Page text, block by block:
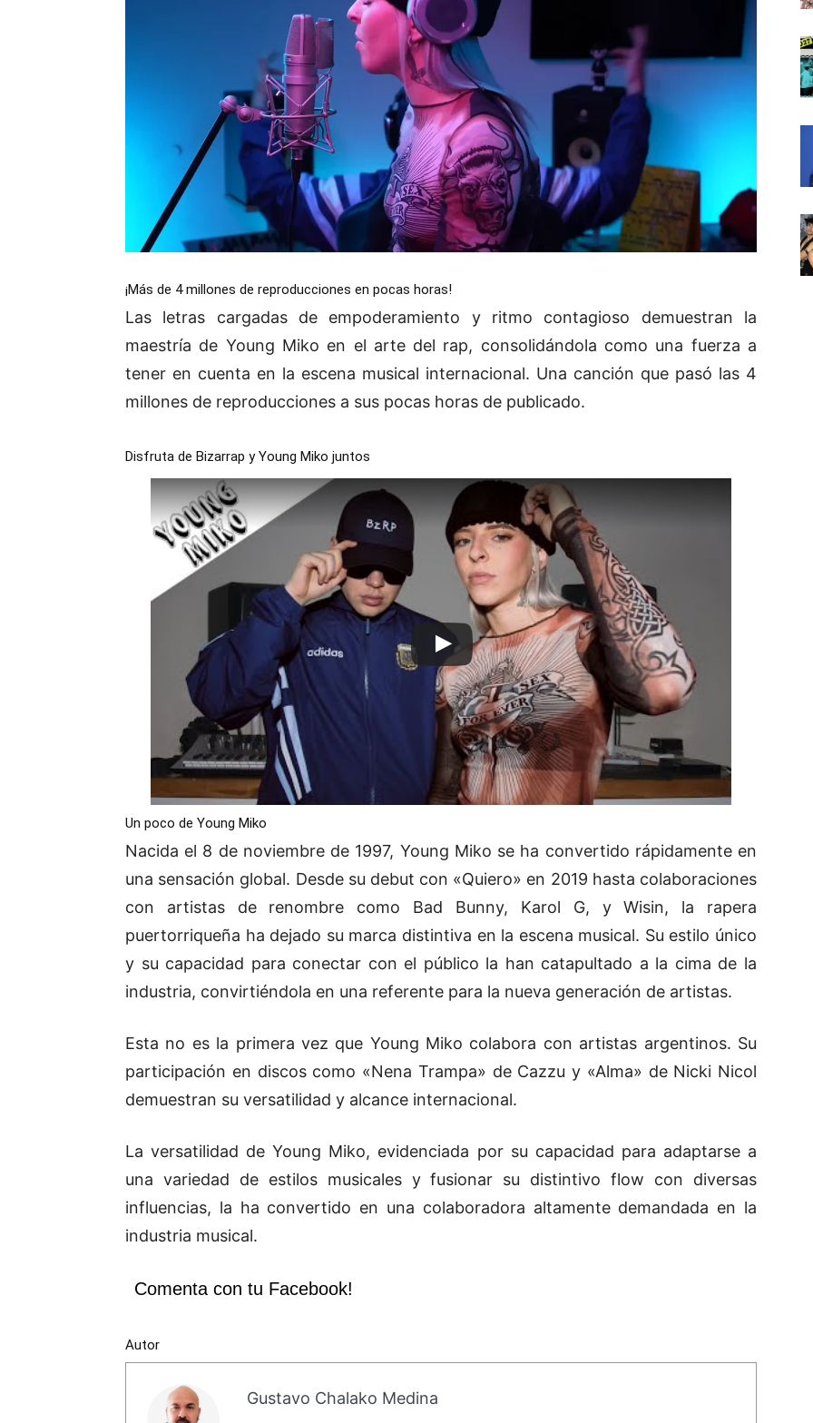
¡Más de 4 millones de reproducciones en pocas horas!
Las letras cargadas de empoderamiento y ritmo contagioso demuestran la
maestría de Young Miko en el arte del rap, consolidándola como una fuerza a
tener en cuenta en la escena musical internacional. Una canción que pasó las 4
millones de reproducciones a sus pocas horas de publicado.
Disfruta de Bizarrap y Young Miko juntos
Un poco de Young Miko
Nacida el 8 de noviembre de 1997, Young Miko se ha convertido rápidamente en
una sensación global. Desde su debut con «Quiero» en 2019 hasta colaboraciones
con artistas de renombre como Bad Bunny, Karol G, y Wisin, la rapera
puertorriqueña ha dejado su marca distintiva en la escena musical. Su estilo único
y su capacidad para conectar con el público la han catapultado a la cima de la
industria, convirtiéndola en una referente para la nueva generación de artistas.
Esta no es la primera vez que Young Miko colabora con artistas argentinos. Su
participación en discos como «Nena Trampa» de Cazzu y «Alma» de Nicki Nicol
demuestran su versatilidad y alcance internacional.
La versatilidad de Young Miko, evidenciada por su capacidad para adaptarse a
una variedad de estilos musicales y fusionar su distintivo flow con diversas
influencias, la ha convertido en una colaboradora altamente demandada en la
industria musical.
Comenta con tu Facebook!
Autor
Gustavo Chalako Medina